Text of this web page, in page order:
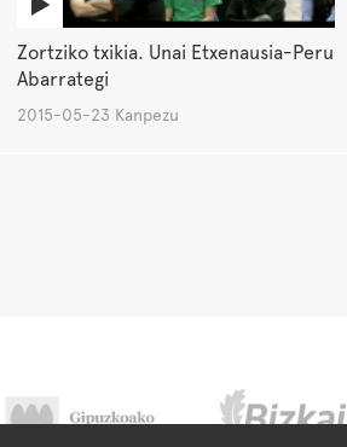
Zortziko txikia. Unai Etxenausia-Peru
Abarrategi
2015-05-23 Kanpezu